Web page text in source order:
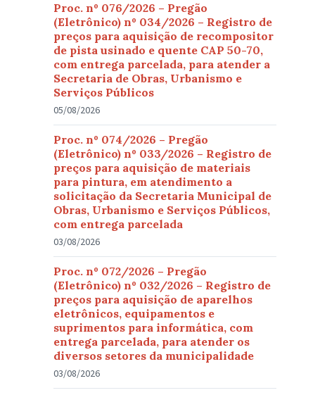
Proc. nº 076/2026 – Pregão
(Eletrônico) nº 034/2026 – Registro de
preços para aquisição de recompositor
de pista usinado e quente CAP 50-70,
com entrega parcelada, para atender a
Secretaria de Obras, Urbanismo e
Serviços Públicos
05/08/2026
Proc. nº 074/2026 – Pregão
(Eletrônico) nº 033/2026 – Registro de
preços para aquisição de materiais
para pintura, em atendimento a
solicitação da Secretaria Municipal de
Obras, Urbanismo e Serviços Públicos,
com entrega parcelada
03/08/2026
Proc. nº 072/2026 – Pregão
(Eletrônico) nº 032/2026 – Registro de
preços para aquisição de aparelhos
eletrônicos, equipamentos e
suprimentos para informática, com
entrega parcelada, para atender os
diversos setores da municipalidade
03/08/2026